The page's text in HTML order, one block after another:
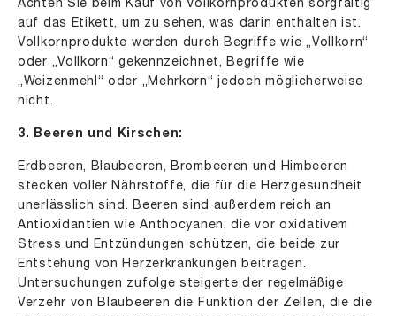
Achten Sie beim Kauf von Vollkornprodukten sorgfältig
auf das Etikett, um zu sehen, was darin enthalten ist.
Vollkornprodukte werden durch Begriffe wie „Vollkorn“
oder „Vollkorn“ gekennzeichnet, Begriffe wie
„Weizenmehl“ oder „Mehrkorn“ jedoch möglicherweise
nicht.
3. Beeren und Kirschen:
Erdbeeren, Blaubeeren, Brombeeren und Himbeeren
stecken voller Nährstoffe, die für die Herzgesundheit
unerlässlich sind. Beeren sind außerdem reich an
Antioxidantien wie Anthocyanen, die vor oxidativem
Stress und Entzündungen schützen, die beide zur
Entstehung von Herzerkrankungen beitragen.
Untersuchungen zufolge steigerte der regelmäßige
Verzehr von Blaubeeren die Funktion der Zellen, die die